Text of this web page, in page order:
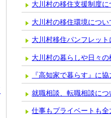
大川村の移住支援制度に
大川村の移住環境につい
大川村移住パンフレット
大川村の暮らしや日々
『高知家で暮らす』に
就職相談、転職相談につ
仕事もプライベートも